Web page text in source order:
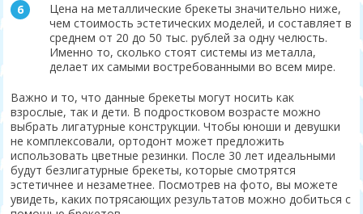
Цена на металлические брекеты значительно ниже,
чем стоимость эстетических моделей, и составляет в
среднем от 20 до 50 тыс. рублей за одну челюсть.
Именно то, сколько стоят системы из металла,
делает их самыми востребованными во всем мире.
Важно и то, что данные брекеты могут носить как
взрослые, так и дети. В подростковом возрасте можно
выбрать лигатурные конструкции. Чтобы юноши и девушки
не комплексовали, ортодонт может предложить
использовать цветные резинки. После 30 лет идеальными
будут безлигатурные брекеты, которые смотрятся
эстетичнее и незаметнее. Посмотрев на фото, вы можете
увидеть, каких потрясающих результатов можно добиться с